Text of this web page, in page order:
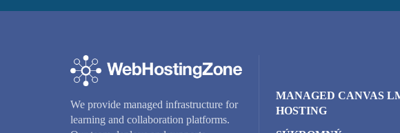
We provide managed infrastructure for
learning and collaboration platforms.
MANAGED CANVAS
HOSTING